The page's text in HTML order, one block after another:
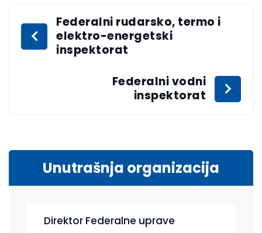
Federalni rudarsko, termo i
elektro-energetski
inspektorat
Federalni vodni
inspektorat
Unutrašnja organizacija
Direktor Federalne uprave